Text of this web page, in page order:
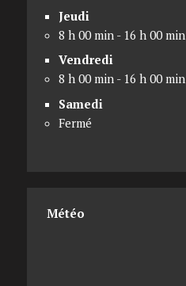
Jeudi
8 h 00 min - 16 h 00 min
Vendredi
8 h 00 min - 16 h 00 min
Samedi
Fermé
Météo